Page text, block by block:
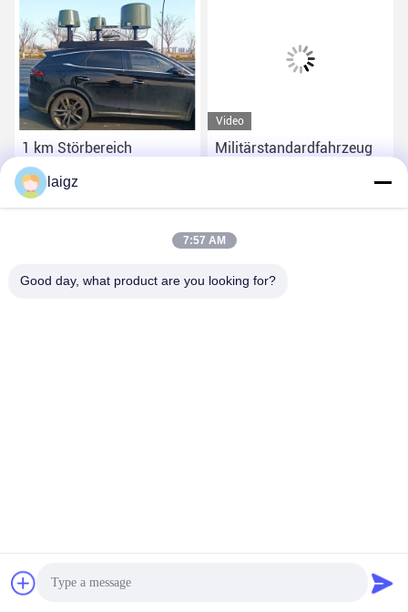
1 km Störbereich
Steuerungseinrichtung im
Fahrzeug weniger als 10°
Richtung Genauigkeit
Video
Militärstandardfahrzeug
einstellen, während er
Frequenz von 20MHz zu
2026 Zhejiang Zhongdeng Electronics Technology CO,LTD Alle Rechte
laigz
7:57 AM
Good day, what product are you looking for?